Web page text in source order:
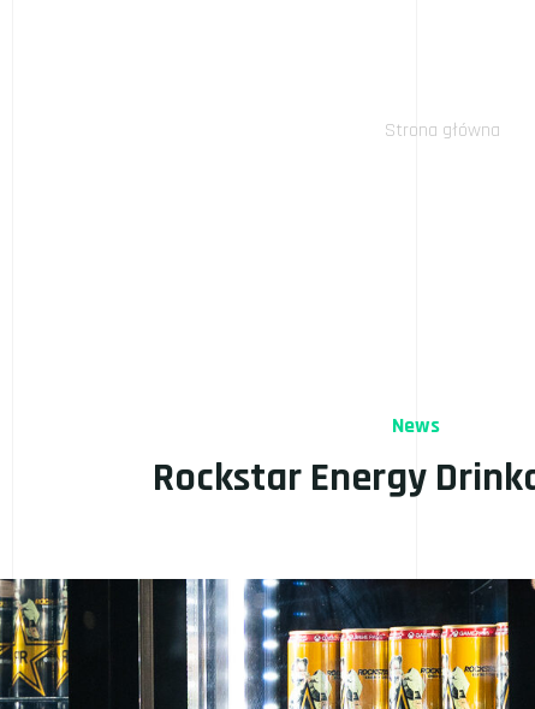
Strona główna
News
Rockstar Energy